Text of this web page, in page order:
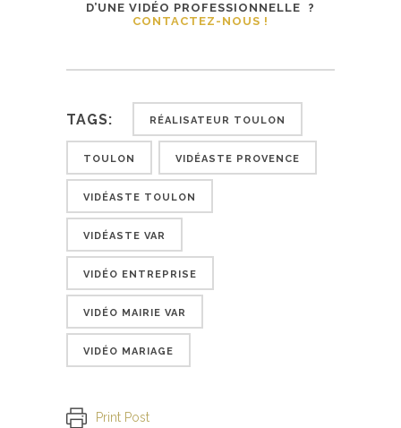
D’UNE VIDÉO PROFESSIONNELLE ?
CONTACTEZ-NOUS !
TAGS: RÉALISATEUR TOULON
TOULON VIDÉASTE PROVENCE
VIDÉASTE TOULON
VIDÉASTE VAR
VIDÉO ENTREPRISE
VIDÉO MAIRIE VAR
VIDÉO MARIAGE
Print Post